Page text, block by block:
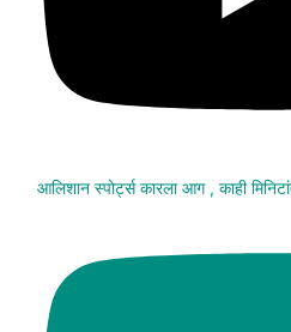
आलिशान स्पोर्ट्स कारला आग , काही